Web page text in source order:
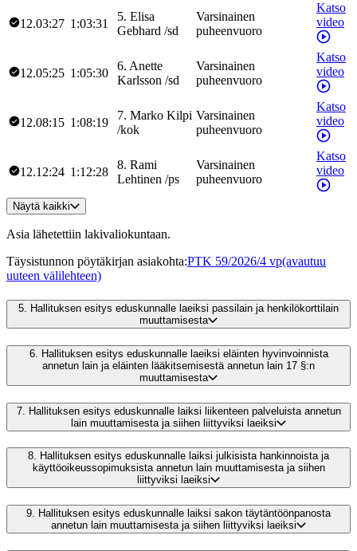
12.03:27 1:03:31
5. Elisa
Gebhard /sd
Varsinainen
puheenvuoro
Katso
video
12.05:25 1:05:30
6. Anette
Karlsson /sd
Varsinainen
puheenvuoro
Katso
video
12.08:15 1:08:19
7. Marko Kilpi
/kok
Varsinainen
puheenvuoro
Katso
video
12.12:24 1:12:28
8. Rami
Lehtinen /ps
Varsinainen
puheenvuoro
Katso
video
Näytä kaikki
Asia lähetettiin lakivaliokuntaan.
Täysistunnon pöytäkirjan asiakohta:PTK 59/2026/4 vp(avautuu
uuteen välilehteen)
5. Hallituksen esitys eduskunnalle laeiksi passilain ja henkilökorttilain
muuttamisesta
6.
Hallituksen esitys eduskunnalle laeiksi eläinten hyvinvoinnista
annetun lain ja eläinten lääkitsemisestä annetun lain 17 §:n
muuttamisesta
7. Hallituksen esitys eduskunnalle laiksi liikenteen palveluista annetun
lain muuttamisesta ja siihen liittyviksi laeiksi
8. Hallituksen esitys eduskunnalle laiksi julkisista hankinnoista ja
käyttöoikeussopimuksista annetun lain muuttamisesta ja siihen
liittyviksi laeiksi
9. Hallituksen esitys eduskunnalle laiksi sakon täytäntöönpanosta
annetun lain muuttamisesta ja siihen liittyviksi laeiksi